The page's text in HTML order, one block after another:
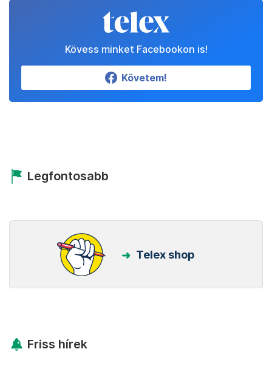
megbízható forrásnak!
Beállítom
Kövess minket Facebookon is!
Legfontosabb